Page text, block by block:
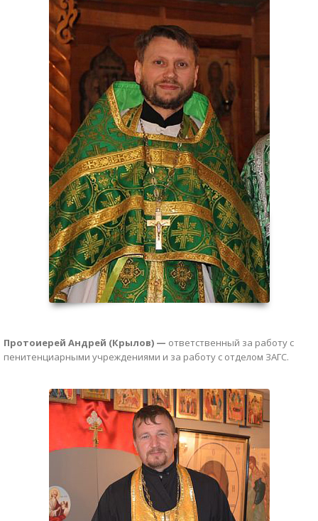
Протоиерей Андрей (Крылов) — ответственный за работу с
пенитенциарными учреждениями и за работу с отделом ЗАГС.